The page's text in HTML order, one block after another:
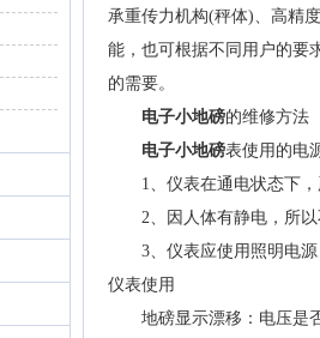
承重传力机构(秤体)、高精
能，也可根据不同用户的要
的需要。
电子小地磅的维修方法
电子小地磅表使用的电
1、仪表在通电状态下，
2、因人体有静电，所以
3、仪表应使用照明电源
仪表使用
地磅显示漂移：电压是否